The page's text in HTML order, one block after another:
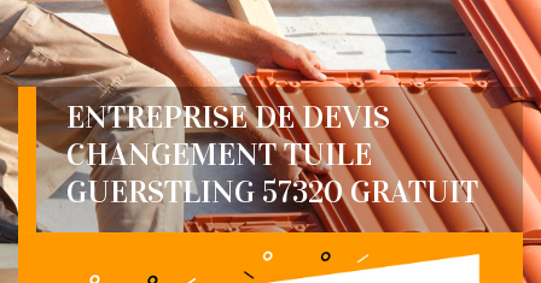
ENTREPRISE DE DEVIS
CHANGEMENT TUILE
GUERSTLING 57320 GRATUIT